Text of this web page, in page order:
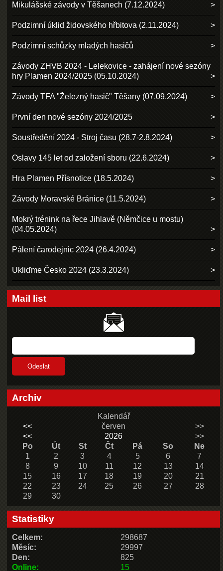
Mikulášské závody v Těšanech (7.12.2024)
Podzimní úklid židovského hřbitova (2.11.2024)
Podzimní schůzky mladých hasičů
Závody ZHVB 2024 - Lelekovice - zahájení nové sezóny
hry Plamen 2024/2025 (05.10.2024)
Závody TFA "Železný hasič" Těšany (07.09.2024)
První den nové sezóny 2024/2025
Soustředění 2024 - Stroj času (28.7-2.8.2024)
Oslavy 145 let od založení sboru (22.6.2024)
Hra Plamen Přísnotice (18.5.2024)
Závody Moravské Bránice (11.5.2024)
Mokrý trénink na řece Jihlavě (Němčice u mostu)
(04.05.2024)
Pálení čarodejnic 2024 (26.4.2024)
Ukliďme Česko 2024 (23.3.2024)
Mail list
Archiv
Kalendář
<<
červen
>>
<<
2026
>>
Po
Út St Čt Pá So
Ne
1
2 3 4 5 6
7
8
9 10 11 12 13
14
15
16 17 18 19 20
21
22
23 24 25 26 27
28
29
30
Statistiky
Online: 15
Celkem:
298687
Měsíc:
29997
Den:
825